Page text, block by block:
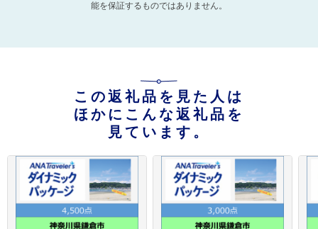
能を保証するものではありません。
この返礼品を見た人は
ほかにこんな返礼品を
見ています。